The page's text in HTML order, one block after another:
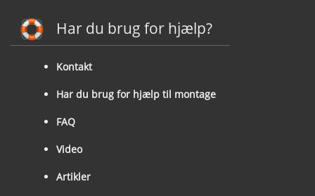
Har du brug for hjælp?
Kontakt
Har du brug for hjælp til montage
FAQ
Video
Artikler